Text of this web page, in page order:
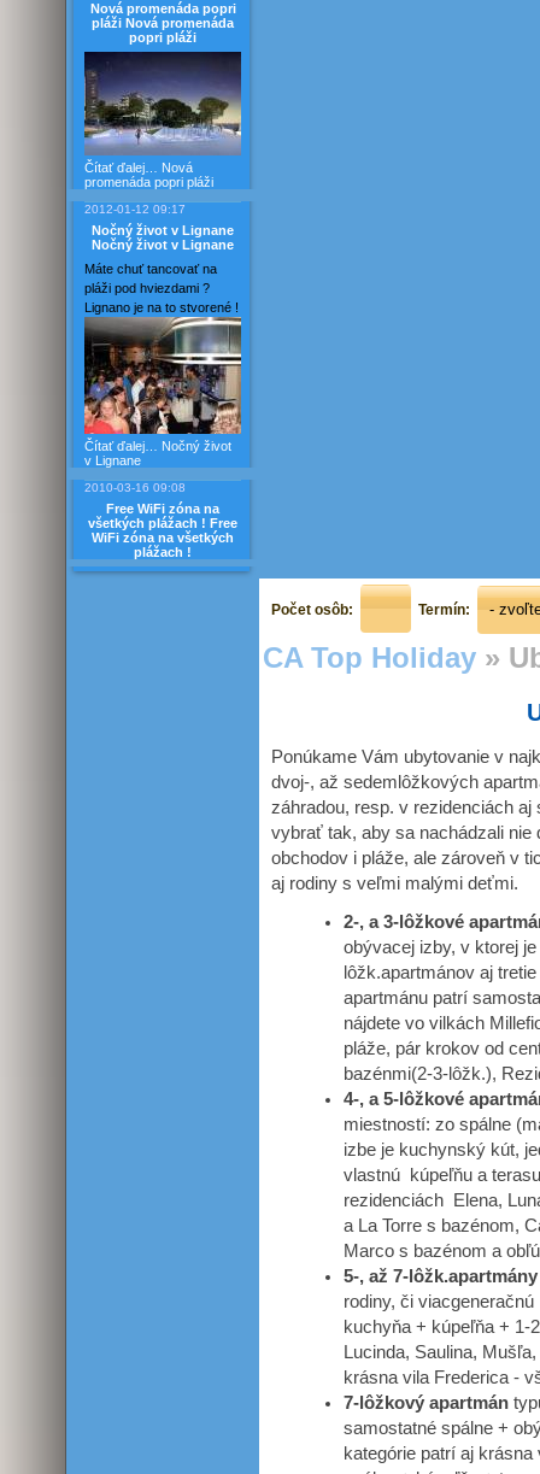
Nová promenáda popri
pláži Nová promenáda
popri pláži
Čítať ďalej… Nová
promenáda popri pláži
2012-01-12 09:17
Nočný život v Lignane
Nočný život v Lignane
Máte chuť tancovať na
pláži pod hviezdami ?
Lignano je na to stvorené !
Čítať ďalej… Nočný život
v Lignane
2010-03-16 09:08
Free WiFi zóna na
všetkých plážach ! Free
WiFi zóna na všetkých
plážach !
Počet osôb: Termín:
CA Top Holiday »
Ponúkame Vám ubytovanie v
dvoj-, až sedemlôžkových
záhradou, resp. v rezidenciách
vybrať tak, aby sa nachádzali nie
obchodov i pláže, ale zároveň v
aj rodiny s veľmi malými deťmi.
2-, a 3-lôžkové
obývacej izby, v ktorej
lôžk.apartmánov aj
apartmánu patrí
nájdete vo vilkách
pláže, pár krokov od
bazénmi(2-3-lôžk.),
4-, a 5-lôžkové
miestností: zo spálne
izbe je kuchynský kút,
vlastnú kúpeľňu a
rezidenciách Elena,
a La Torre s bazénom,
Marco s bazénom a
5-, až 7-lôžk.apartmány
rodiny, či
kuchyňa + kúpeľňa + 1-
Lucinda, Saulina,
krásna vila Frederica -
7-lôžkový apartmán
samostatné spálne +
kategórie patrí aj